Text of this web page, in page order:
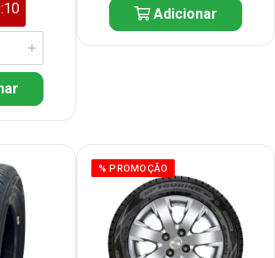
Adicionar
% PROMOÇÃO